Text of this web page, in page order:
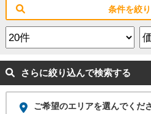
条件を絞
さらに絞り込んで検索する
ご希望のエリアを選んでくだ